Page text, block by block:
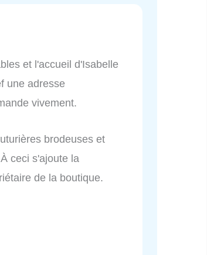
et l'accueil d'Isabelle
une adresse
vivement.
brodeuses et
ceci s'ajoute la
de la boutique.